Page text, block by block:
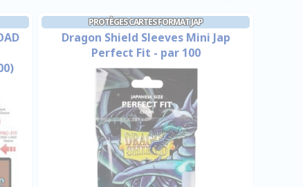
PROTÈGES CARTES FORMAT JAP
Dragon Shield Sleeves Mini Jap
Perfect Fit - par 100